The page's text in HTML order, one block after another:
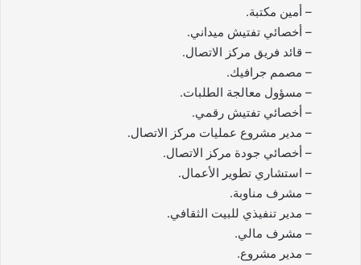
– أمين مكتبة.
– أخصائي تفتيش ميداني.
– قائد فريق مركز الاتصال.
– مصمم جرافيك.
– مسؤول معالجة الطلبات.
– أخصائي تفتيش رقمي.
– مدير مشروع عمليات مركز الاتصال.
– أخصائي جودة مركز الاتصال.
– استشاري تطوير الأعمال.
– مشرف مناوبة.
– مدير تنفيذي للبيت الثقافي.
– مشرف مالي.
– مدير مشروع.